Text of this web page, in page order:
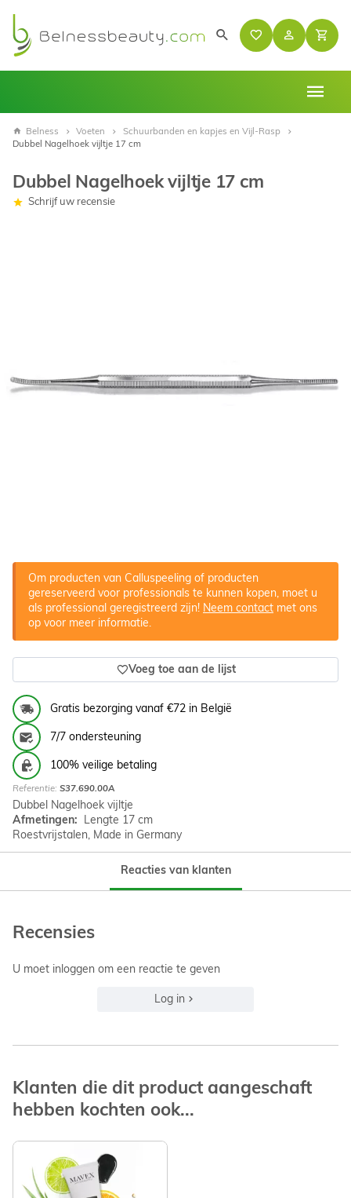
Belness Voeten
Schuurbanden en kapjes en Vijl-Rasp
Dubbel Nagelhoek vijltje 17 cm
Dubbel Nagelhoek vijltje 17 cm
Schrijf uw recensie
Om producten van Calluspeeling of producten
gereserveerd voor professionals te kunnen kopen, moet u
als professional geregistreerd zijn! Neem contact met ons
op voor meer informatie.
Voeg toe aan de lijst
Gratis bezorging vanaf €72 in België
7/7 ondersteuning
100% veilige betaling
Referentie: S37.690.00A
Dubbel Nagelhoek vijltje
Afmetingen: Lengte 17 cm
Roestvrijstalen, Made in Germany
Reacties van klanten
Recensies
U moet inloggen om een reactie te geven
Log in
Klanten die dit product aangeschaft
hebben kochten ook...